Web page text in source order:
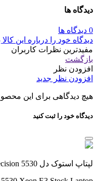
دیدگاه ها
0 دیدگاه ها
دیدگاه خود را درباره این کالا
مفیدترین نظرات کاربران
بازگشت
افزودن نظر
افزودن نظر جدید
هیچ دیدگاهی برای این
دیدگاه خود را ثبت کنید
لپتاپ استوک دل Dell Precision 5530 پردازنده Xeon